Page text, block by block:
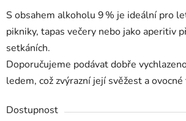
Sobsahem alkoholu 9 % je ideální pro
pikniky, tapas večery nebo jako aperitiv
setkáních.
Doporučujeme podávatdobře
ledem, cožzvýrazní její svěžest aovocné
Dostupnost